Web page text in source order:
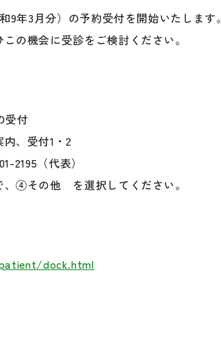
年3月分）の予約受付を開始いたします。
の機会に受診をご検討ください。
受付
受付1・2
（代表）
他 を選択してください。
dock.html